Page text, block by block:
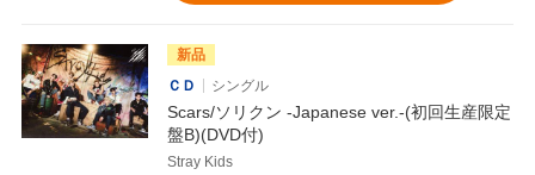
新品
ＣＤ
シングル
Scars/ソリクン -Japanese ver.-(初回生産限定
盤B)(DVD付)
Stray Kids